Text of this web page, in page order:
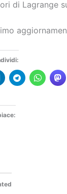
di Lagrange